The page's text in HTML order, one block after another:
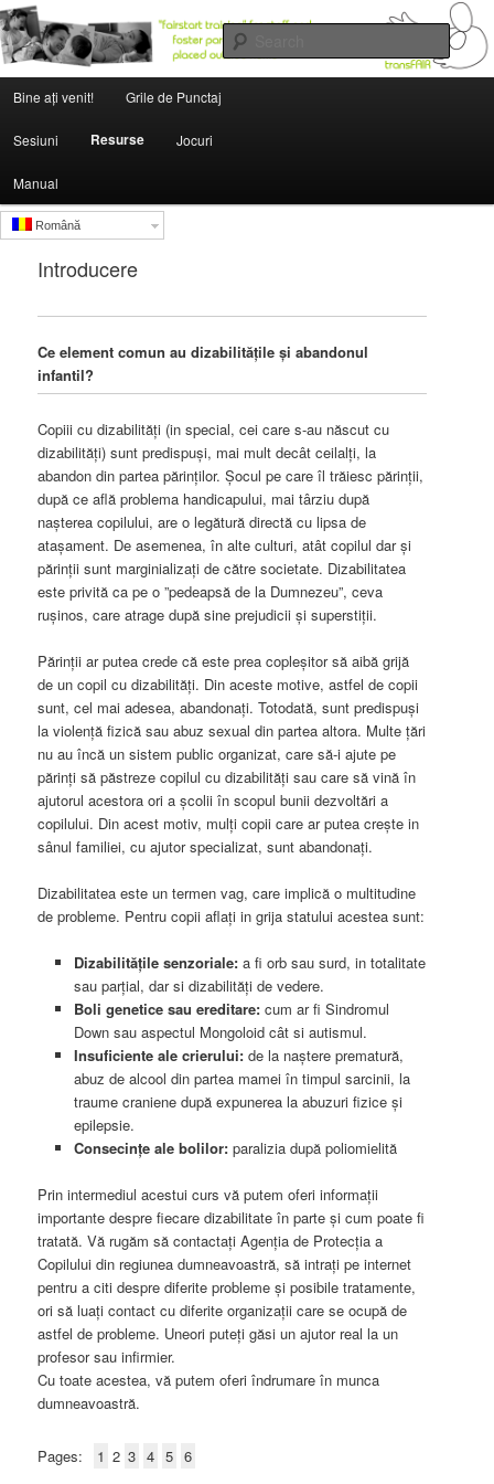
institutions.fairstartedu.us
Search
Skip to primary content
Skip to secondary content
Bine aţi venit! Grile de Punctaj
Sesiuni Resurse Jocuri
Manual
Română
Introducere
Ce element comun au dizabilitățile și abandonul
infantil?
Copiii cu dizabilități (in special, cei care s-au născut cu
dizabilități) sunt predispuși, mai mult decât ceilalți, la
abandon din partea părinților. Șocul pe care îl trăiesc părinții,
după ce află problema handicapului, mai târziu după
nașterea copilului, are o legătură directă cu lipsa de
atașament. De asemenea, în alte culturi, atât copilul dar și
părinții sunt marginializaţi de către societate. Dizabilitatea
este privită ca pe o ”pedeapsă de la Dumnezeu”, ceva
rușinos, care atrage după sine prejudicii și superstiții.
Părinții ar putea crede că este prea copleșitor să aibă grijă
de un copil cu dizabilități. Din aceste motive, astfel de copii
sunt, cel mai adesea, abandonați. Totodată, sunt predispuși
la violență fizică sau abuz sexual din partea altora. Multe țări
nu au încă un sistem public organizat, care să-i ajute pe
părinți să păstreze copilul cu dizabilități sau care să vină în
ajutorul acestora ori a școlii în scopul bunii dezvoltări a
copilului. Din acest motiv, mulți copii care ar putea crește in
sânul familiei, cu ajutor specializat, sunt abandonați.
Dizabilitatea este un termen vag, care implică o multitudine
de probleme. Pentru copii aflați in grija statului acestea sunt:
Dizabilitățile senzoriale:a fi orb sau surd, in totalitate
sau parțial, dar si dizabilități de vedere.
Boli genetice sau ereditare:cum ar fi Sindromul
Down sau aspectul Mongoloid cât si autismul.
Insuficiente ale crierului:de la naștere prematură,
abuz de alcool din partea mamei în timpul sarcinii, la
traume craniene după expunerea la abuzuri fizice şi
epilepsie.
Consecințe ale bolilor:paralizia după poliomielită
Prin intermediul acestui curs vă putem oferi informații
importante despre fiecare dizabilitate în parte și cum poate fi
tratată. Vă rugăm să contactați Agenția de Protecția a
Copilului din regiunea dumneavoastră, să intrați pe internet
pentru a citi despre diferite probleme şi posibile tratamente,
ori să luați contact cu diferite organizații care se ocupă de
astfel de probleme. Uneori puteți găsi un ajutor real la un
profesor sau infirmier.
Cu toate acestea, vă putem oferi îndrumare în munca
dumneavoastră.
Pages: 1 2 3 4 5 6